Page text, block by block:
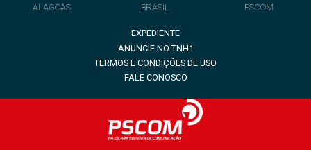
ALAGOAS
BRASIL
PSCOM
EXPEDIENTE
ANUNCIE NO TNH1
TERMOS E CONDIÇÕES DE USO
FALE CONOSCO